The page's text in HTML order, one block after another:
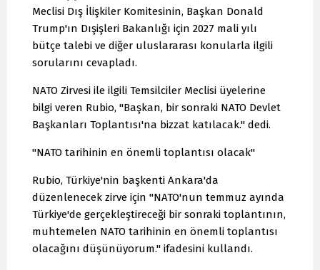
Meclisi Dış İlişkiler Komitesinin, Başkan Donald
Trump'ın Dışişleri Bakanlığı için 2027 mali yılı
bütçe talebi ve diğer uluslararası konularla ilgili
sorularını cevapladı.
NATO Zirvesi ile ilgili Temsilciler Meclisi üyelerine
bilgi veren Rubio, "Başkan, bir sonraki NATO Devlet
Başkanları Toplantısı'na bizzat katılacak." dedi.
"NATO tarihinin en önemli toplantısı olacak"
Rubio, Türkiye'nin başkenti Ankara'da
düzenlenecek zirve için "NATO'nun temmuz ayında
Türkiye'de gerçekleştireceği bir sonraki toplantının,
muhtemelen NATO tarihinin en önemli toplantısı
olacağını düşünüyorum." ifadesini kullandı.